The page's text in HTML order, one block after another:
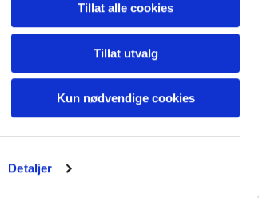
Detaljer
Tillat alle cookies
Tillat utvalg
Kun nødvendige cookies
Personvern